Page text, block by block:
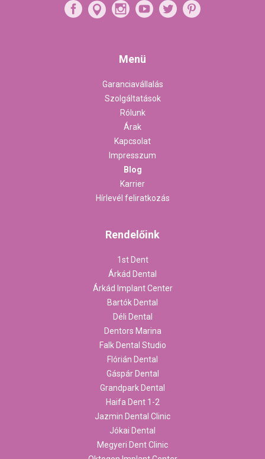
Menü
Garanciavállalás
Szolgáltatások
Rólunk
Árak
Kapcsolat
Impresszum
Blog
Karrier
Hírlevél feliratkozás
Rendelőink
1st Dent
Árkád Dental
Árkád Implant Center
Bartók Dental
Déli Dental
Dentors Marina
Falk Dental Studio
Flórián Dental
Gáspár Dental
Grandpark Dental
Haifa Dent 1-2
Jazmin Dental Clinic
Jókai Dental
Megyeri Dent Clinic